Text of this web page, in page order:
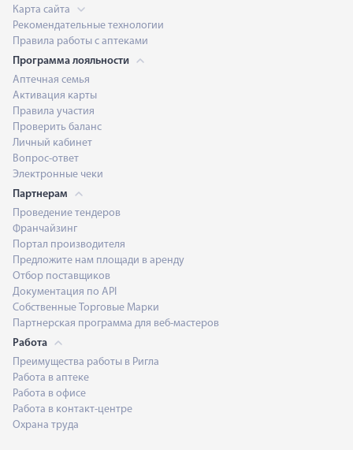
Карта сайта
Рекомендательные технологии
Правила работы с аптеками
Программа лояльности
Аптечная семья
Активация карты
Правила участия
Проверить баланс
Личный кабинет
Вопрос-ответ
Электронные чеки
Партнерам
Проведение тендеров
Франчайзинг
Портал производителя
Предложите нам площади в аренду
Отбор поставщиков
Документация по API
Собственные Торговые Марки
Партнерская программа для веб-мастеров
Работа
Преимущества работы в Ригла
Работа в аптеке
Работа в офисе
Работа в контакт-центре
Охрана труда